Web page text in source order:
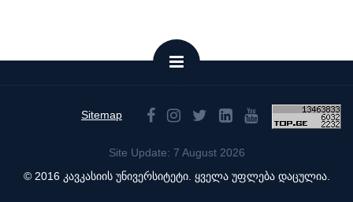
Sitemap
Site Update: 7 August 2026
© 2016 კავკასიის უნივერსიტეტი. ყველა უფლება დაცულია.